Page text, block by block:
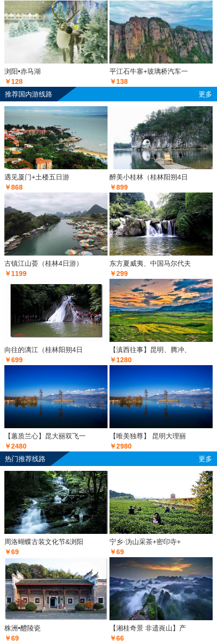
浏阳•赤马湖
￥128
平江石牛寨+玻璃桥汽车一
￥138
推荐国内游线路
更多
遇见厦门+土楼五日游
￥868
醉美小桂林（桂林阳朔4日
￥899
古镇江山荟（桂林4日游）
￥1199
东方夏威夷、中国马尔代夫
￥299
向往的漓江（桂林阳朔4日
￥699
【滇西往事】昆明、腾冲、
￥1280
【蕙质兰心】昆大丽双飞一
￥2480
【唯美独尊】 昆明大理丽
￥2980
热门推荐线路
更多
周洛蝴蝶古装文化节&浏阳
￥69
宁乡·沩山采茶+密印寺+
￥69
株洲•醴陵瓷
￥69
【湘桂奇景 非遗崀山】产
￥66